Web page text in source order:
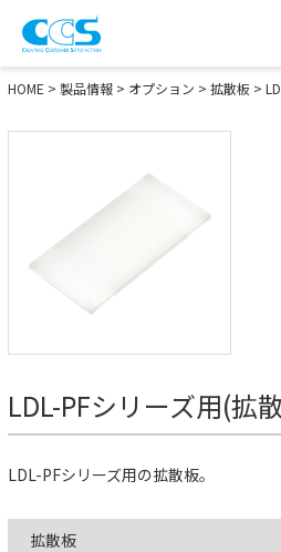
画像処理用の製品検索
HOME > 製品情報 > オプション > 拡散板 >
LDL-PFシリーズ用(拡
LDL-PFシリーズ用の拡散板。
拡散板